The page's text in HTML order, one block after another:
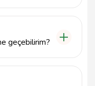
geçebilirim?